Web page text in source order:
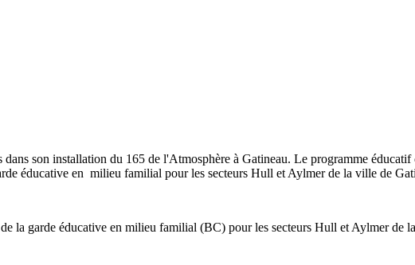
son installation du 165 de l'Atmosphère à Gatineau. Le programme
éducative en milieu familial pour les secteurs Hull et Aylmer de la ville de
la garde éducative en milieu familial (BC) pour les secteurs Hull et Aylmer de